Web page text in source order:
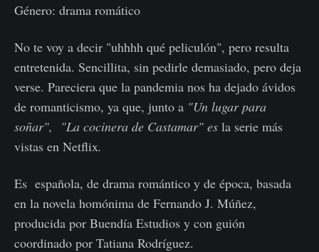
Género: drama romático
No te voy a decir "uhhhh qué peliculón", pero resulta
entretenida. Sencillita, sin pedirle demasiado, pero deja
verse. Pareciera que la pandemia nos ha dejado ávidos
de romanticismo, ya que, junto a "Un lugar para
soñar", "La cocinera de Castamar" es la serie más
vistas en Netflix.
Es española, de drama romántico y de época, basada
en la novela homónima de Fernando J. Múñez,
producida por Buendía Estudios y con guión
coordinado por Tatiana Rodríguez.